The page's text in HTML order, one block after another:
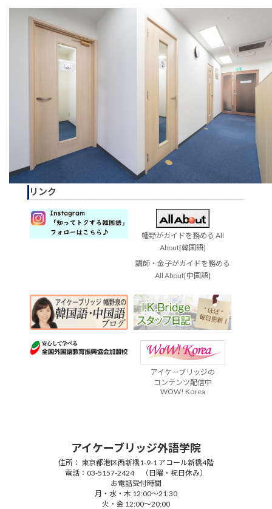
リンク
幡野がガイドを務める All
About[韓国語]
講師・金子がガイドを務める
All About[中国語]
アイケーブリッジの
コンテンツ配信中
WOW! Korea
アイケーブリッジ外語学院
住所： 東京都港区西新橋1-9-1 アコール新橋4階
電話：03-5157-2424 （日曜・祝日休み）
お電話受付時間
月・水・木 12:00～21:30
火・金 12:00～20:00